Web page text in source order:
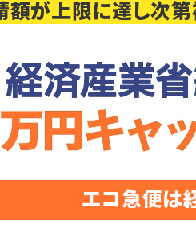
が上限に達し次第
エコ急便は